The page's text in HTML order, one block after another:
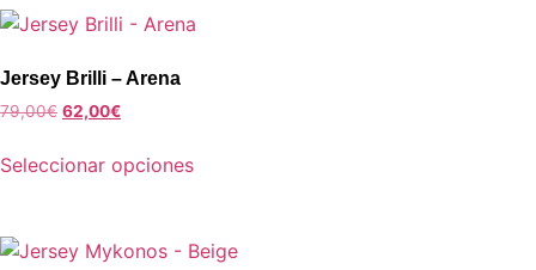
Jersey Brilli – Arena
79,00€ 62,00€
Seleccionar opciones